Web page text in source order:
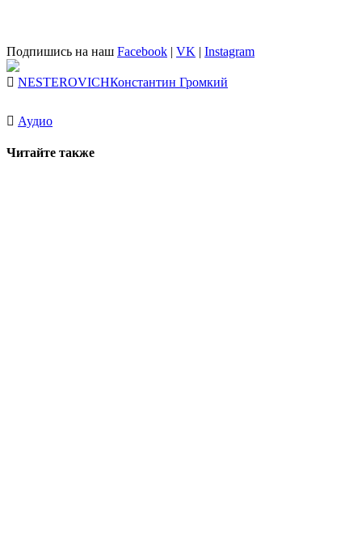
Подпишись на наш Facebook | VK | Instagram
NESTEROVICHКонстантин Громкий
Аудио
Читайте также